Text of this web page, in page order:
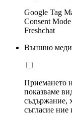
Google Tag
Consent
Freshchat
Външно
Приемането
показваме
съдържание,
съгласие ние